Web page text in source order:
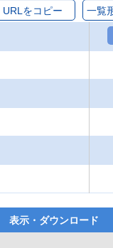
URLをコピー 一覧
表示・ダウンロード